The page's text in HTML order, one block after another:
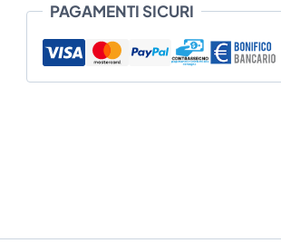
a
€ 264,93
PAGAMENTI SICURI